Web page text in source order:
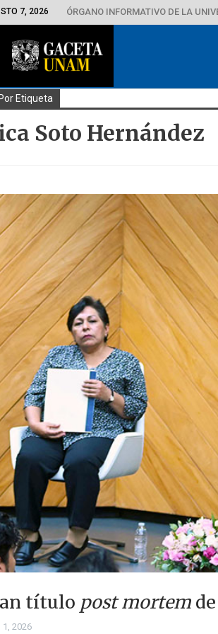
7, 2026 ÓRGANO INFORMATIVO DE LA
Etiqueta
Soto Hernández
título post mortemde
1, 2026